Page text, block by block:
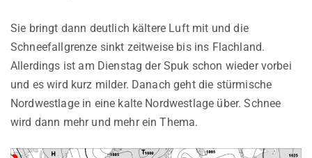
Sie bringt dann deutlich kältere Luft mit und die
Schneefallgrenze sinkt zeitweise bis ins Flachland.
Allerdings ist am Dienstag der Spuk schon wieder vorbei
und es wird kurz milder. Danach geht die stürmische
Nordwestlage in eine kalte Nordwestlage über. Schnee
wird dann mehr und mehr ein Thema.